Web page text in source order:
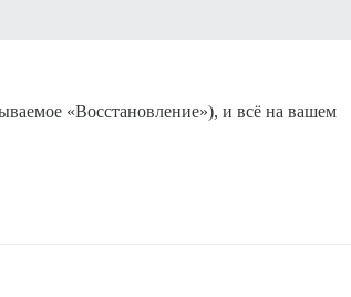
«Восстановление»), и всё на вашем